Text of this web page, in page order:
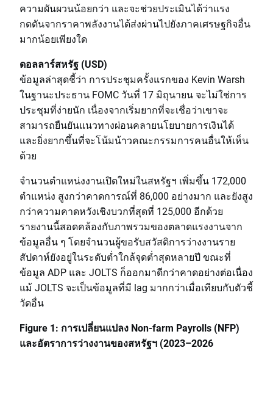
ความผันผวนน้อยกว่า และจะช่วยประเมินได้ว่าแรง
กดดันจากราคาพลังงานได้ส่งผ่านไปยังภาคเศรษฐกิจอื่น
มากน้อยเพียงใด
ดอลลาร์สหรัฐ (USD)
ข้อมูลล่าสุดชี้ว่า การประชุมครั้งแรกของ Kevin Warsh
ในฐานะประธาน FOMC วันที่ 17 มิถุนายน จะไม่ใช่การ
ประชุมที่ง่ายนัก เนื่องจากเริ่มยากที่จะเชื่อว่าเขาจะ
สามารถยืนยันแนวทางผ่อนคลายนโยบายการเงินได้
และยิ่งยากขึ้นที่จะโน้มน้าวคณะกรรมการคนอื่นให้เห็น
ด้วย
จำนวนตำแหน่งงานเปิดใหม่ในสหรัฐฯ เพิ่มขึ้น 172,000
ตำแหน่ง สูงกว่าคาดการณ์ที่ 86,000 อย่างมาก และยังสูง
กว่าความคาดหวังเชิงบวกที่สุดที่ 125,000 อีกด้วย
รายงานนี้สอดคล้องกับภาพรวมของตลาดแรงงานจาก
ข้อมูลอื่น ๆ โดยจำนวนผู้ขอรับสวัสดิการว่างงานราย
สัปดาห์ยังอยู่ในระดับต่ำใกล้จุดต่ำสุดหลายปี ขณะที่
ข้อมูล ADP และ JOLTS ก็ออกมาดีกว่าคาดอย่างต่อเนื่อง
แม้ JOLTS จะเป็นข้อมูลที่มี lag มากกว่าเมื่อเทียบกับตัวชี้
วัดอื่น
Figure 1: การเปลี่ยนแปลง Non-farm Payrolls (NFP)
และอัตราการว่างงานของสหรัฐฯ (2023–2026